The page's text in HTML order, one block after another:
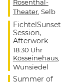
Rosenthal-
Theater, Selb
FichtelSunset
Session,
Afterwork
18:30 Uhr
Kösseinehaus,
Wunsiedel
Summer of